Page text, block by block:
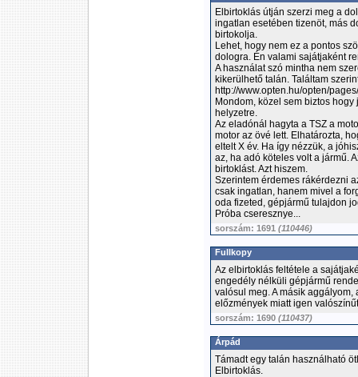
Elbirtoklás útján szerzi meg a
ingatlan esetében tizenöt, más
birtokolja.
Lehet, hogy nem ez a pontos
dologra. Én valami sajátjaként
A használat szó mintha nem
kikerülhető talán. Találtam
http://www.opten.hu/opten/
Mondom, közel sem biztos
helyzetre.
Az eladónál hagyta a TSZ a
motor az övé lett. Elhatározta,
eltelt X év. Ha így nézzük, a
az, ha adó köteles volt a jármű.
birtoklást. Azt hiszem.
Szerintem érdemes rákérdezni
csak ingatlan, hanem mivel a
oda fizeted, gépjármű tulajdon
Próba cseresznye...
sorszám: 1691 (110446)
Fullkopy
Az elbirtoklás feltétele a
engedély nélküli gépjármű
valósul meg. A másik
előzmények miatt igen
sorszám: 1690 (110437)
Árpád
Támadt egy talán használható
Elbirtoklás.